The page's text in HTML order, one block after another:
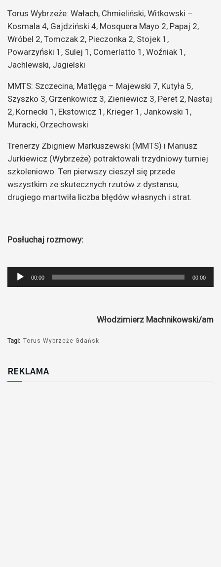
Torus Wybrzeże: Wałach, Chmieliński, Witkowski –
Kosmala 4, Gajdziński 4, Mosquera Mayo 2, Papaj 2,
Wróbel 2, Tomczak 2, Pieczonka 2, Stojek 1,
Powarzyński 1, Sulej 1, Comerlatto 1, Woźniak 1,
Jachlewski, Jagielski
MMTS: Szczecina, Matlęga – Majewski 7, Kutyła 5,
Szyszko 3, Grzenkowicz 3, Zieniewicz 3, Peret 2, Nastaj
2, Kornecki 1, Ekstowicz 1, Krieger 1, Jankowski 1,
Muracki, Orzechowski
Trenerzy Zbigniew Markuszewski (MMTS) i Mariusz
Jurkiewicz (Wybrzeże) potraktowali trzydniowy turniej
szkoleniowo. Ten pierwszy cieszył się przede
wszystkim ze skutecznych rzutów z dystansu,
drugiego martwiła liczba błędów własnych i strat.
Posłuchaj rozmowy:
Odtwarzacz
plików
00:00 00:00
Włodzimierz Machnikowski/am
Tagi: Torus Wybrzeże Gdańsk
REKLAMA